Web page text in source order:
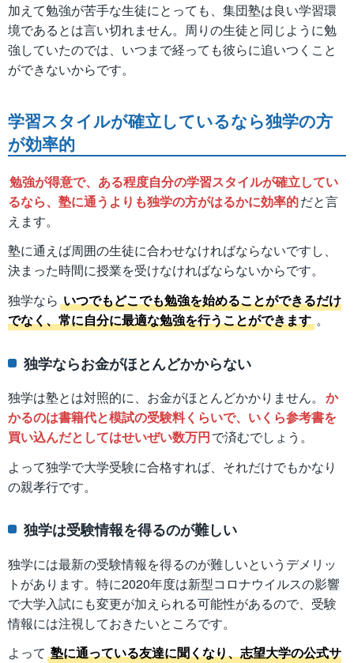
加えて勉強が苦手な生徒にとっても、集団塾は良い学習環
境であるとは言い切れません。周りの生徒と同じように勉
強していたのでは、いつまで経っても彼らに追いつくこと
ができないからです。
学習スタイルが確立しているなら独学の方
が効率的
勉強が得意で、ある程度自分の学習スタイルが確立してい
るなら、塾に通うよりも独学の方がはるかに効率的だと言
えます。
塾に通えば周囲の生徒に合わせなければならないですし、
決まった時間に授業を受けなければならないからです。
独学なら いつでもどこでも勉強を始めることができるだけ
でなく、常に自分に最適な勉強を行うことができます 。
独学ならお金がほとんどかからない
独学は塾とは対照的に、お金がほとんどかかりません。 か
かるのは書籍代と模試の受験料くらいで、いくら参考書を
買い込んだとしてはせいぜい数万円で済むでしょう。
よって独学で大学受験に合格すれば、それだけでもかなり
の親孝行です。
独学は受験情報を得るのが難しい
独学には最新の受験情報を得るのが難しいというデメリッ
トがあります。特に2020年度は新型コロナウイルスの影響
で大学入試にも変更が加えられる可能性があるので、受験
情報には注視しておきたいところです。
よって 塾に通っている友達に聞くなり、志望大学の公式サ